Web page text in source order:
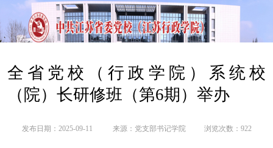
全省党校（行政学院）系统校
（院）长研修班（第6期）举办
发布日期：2025-09-11 来源： 党支部书记学院 浏览次数： 922